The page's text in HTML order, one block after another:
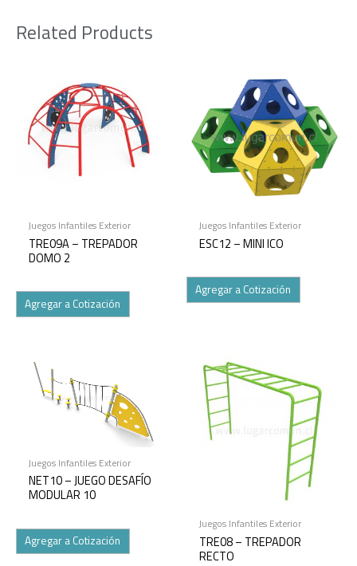
Related Products
Juegos Infantiles Exterior
TRE09A – TREPADOR
DOMO 2
Agregar a Cotización
Juegos Infantiles Exterior
ESC12 – MINI ICO
Agregar a Cotización
Juegos Infantiles Exterior
NET10 – JUEGO DESAFÍO
MODULAR 10
Agregar a Cotización
Juegos Infantiles Exterior
TRE08 – TREPADOR
RECTO